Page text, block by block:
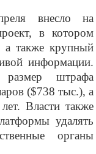
внесло на
в котором
а также крупный
информации.
размер штрафа
($738 тыс.), а
Власти также
удалять
органы